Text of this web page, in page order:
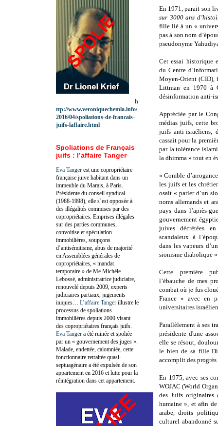
En 1971, parait son
sur 3000 ans
fille lié à un «
pas à son nom
pseudonyme
Cet essai historique
du Centre
Moyen-Orient (CID),
Littman en 1970 à
désinformation anti-
Appréciée par le
médias juifs, cette
juifs anti-israéliens,
cassait pour la
par la tolérance
la dhimma » tout en
« Comble
les juifs et les
osait « parler d’un
noms allemands et
pays dans l’après-
gouvernement
juives décrétées
scandaleux à
dans les vapeurs
sionisme diabolique
Cette première
l’ébauche de mes
combat où je fus
France » avec en
universitaires
Parallèlement à ses
présidente d'une
elle se résout,
le bien de sa fille
accomplit des
En 1975, avec ses
WOJAC (World
des Juifs originaires
humaine », et afin
arabe, droits
culturel abandonné
h
ttp://www.veroniquechemla.info/
2016/04/spoliations-de-francais-
juifs-laffaire.html
Spoliations de Français
juifs : l’affaire Tanger
Eva Tanger est une copropriétaire
française juive habitant dans un
immeuble du Marais, à Paris.
Présidente du conseil syndical
(1988-1998), elle s’est opposée à
des illégalités commises par des
copropriétaires. Emprises illégales
sur des parties communes,
convoitise et spéculation
immobilières, soupçons
d’antisémitisme, abus de majorité
en Assemblées générales de
copropriétaires, « mandat
temporaire » de Me Michèle
Lebossé, administratrice judiciaire,
renouvelé depuis 2009, experts
judiciaires partiaux, jugements
iniques… L’affaire Tanger illustre le
processus de spoliations
immobilières depuis 2000 visant
des copropriétaires français juifs.
Eva Tanger a été ruinée et spoliée
par un « gouvernement des juges ».
Malade, endettée, calomniée, cette
fonctionnaire retraitée quasi-
septuagénaire a été expulsée de son
appartement en 2016 et lutte pour la
réintégration dans cet appartement.